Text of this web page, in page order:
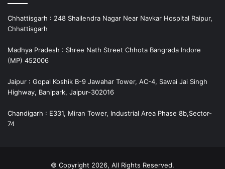
Chhattisgarh : 248 Shailendra Nagar Near Navkar Hospital Raipur,
Chhattisgarh
Madhya Pradesh : Shree Nath Street Chhota Bangrada Indore
(MP) 452006
Jaipur : Gopal Koshik B-9 Jawahar Tower, AC-4, Sawai Jai Singh
Highway, Banipark, Jaipur-302016
Chandigarh : E331, Miran Tower, Industrial Area Phase 8b,Sector-
74
© Copyright 2026, All Rights Reserved.